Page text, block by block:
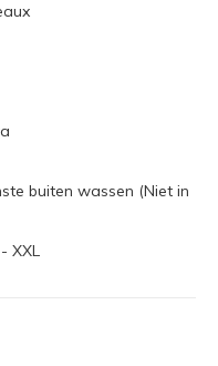
buiten wassen (Niet in
XXL